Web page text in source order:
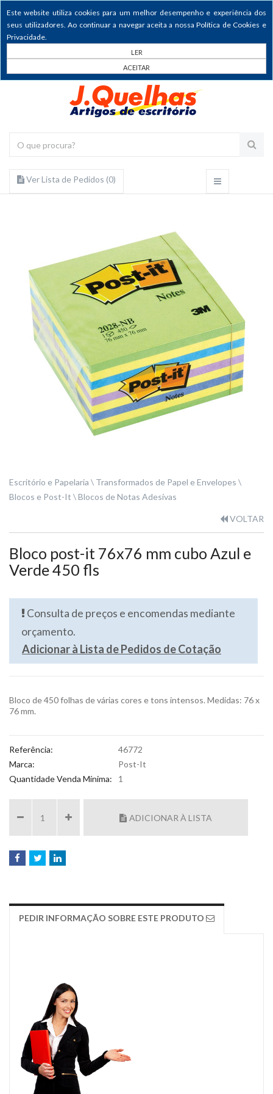
Este website utiliza cookies para um melhor desempenho e experiência dos
seus utilizadores. Ao continuar a navegar aceita a nossa Política de Cookies e
Privacidade.
LER
ACEITAR
Ver Lista de Pedidos (0)
Escritório e Papelaria
Transformados de Papel e Envelopes
Blocos e Post-It
Blocos de Notas Adesivas
VOLTAR
Bloco post-it 76x76 mm cubo Azul e
Verde 450 fls
Consulta de preços e encomendas mediante
orçamento.
Adicionar à Lista de Pedidos de Cotação
Bloco de 450 folhas de várias cores e tons intensos. Medidas: 76 x
76 mm.
Referência:
46772
Marca:
Post-It
Quantidade Venda Mínima:
1
ADICIONAR À LISTA
PEDIR INFORMAÇÃO SOBRE ESTE PRODUTO